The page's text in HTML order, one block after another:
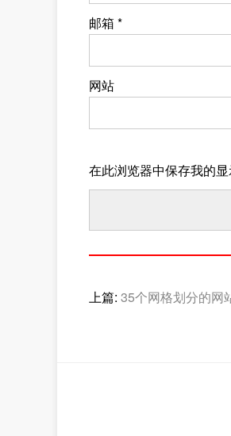
邮箱 *
网站
在此浏览器中保存我的
上篇: 35个网格划分的网